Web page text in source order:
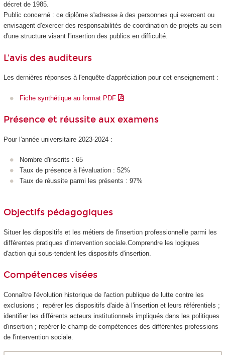
décret de 1985.
Public concerné : ce diplôme s'adresse à des personnes qui exercent ou
envisagent d'exercer des responsabilités de coordination de projets au sein
d'une structure visant l'insertion des publics en difficulté.
L'avis des auditeurs
Les dernières réponses à l'enquête d'appréciation pour cet enseignement :
Fiche synthétique au format PDF
Présence et réussite aux examens
Pour l'année universitaire 2023-2024 :
Nombre d'inscrits : 65
Taux de présence à l'évaluation : 52%
Taux de réussite parmi les présents : 97%
Objectifs pédagogiques
Situer les dispositifs et les métiers de l'insertion professionnelle parmi les
différentes pratiques d'intervention sociale.Comprendre les logiques
d'action qui sous-tendent les dispositifs d'insertion.
Compétences visées
Connaître l'évolution historique de l'action publique de lutte contre les
exclusions ; repérer les dispositifs d'aide à l'insertion et leurs référentiels ;
identifier les différents acteurs institutionnels impliqués dans les politiques
d'insertion ; repérer le champ de compétences des différentes professions
de l'intervention sociale.